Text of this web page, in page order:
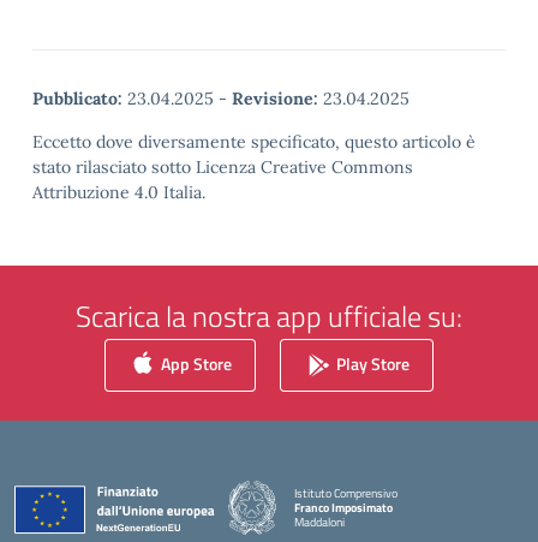
Pubblicato: 23.04.2025 - Revisione: 23.04.2025
Eccetto dove diversamente specificato, questo articolo è
stato rilasciato sotto Licenza Creative Commons
Attribuzione 4.0 Italia.
Scarica la nostra app ufficiale su:
App Store Play Store
Istituto Comprensivo
Franco Imposimato
Maddaloni